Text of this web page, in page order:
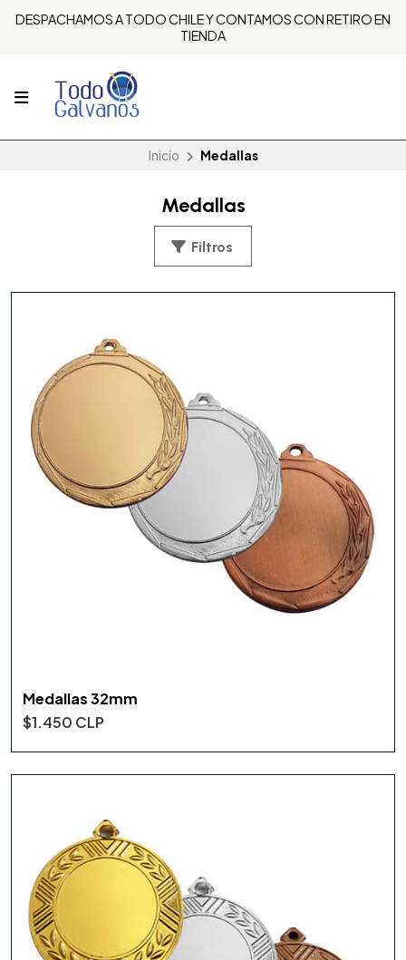
DESPACHAMOS A TODO CHILE Y CONTAMOS CON RETIRO EN
TIENDA
Inicio Medallas
Medallas
Filtros
Medallas 32mm
$1.450 CLP